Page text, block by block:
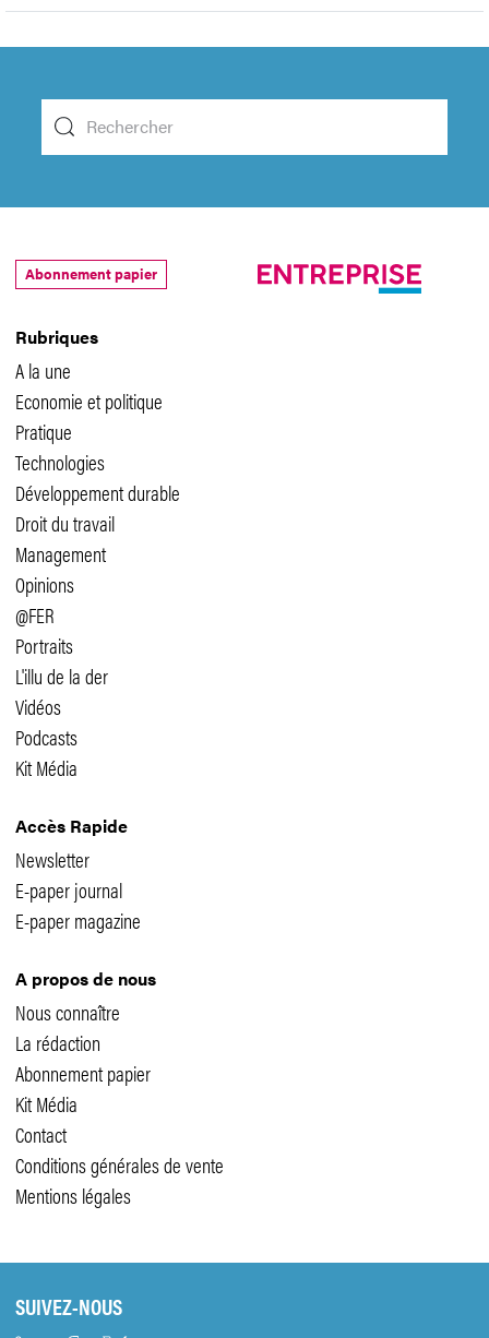
Rubriques
A la une
Economie et politique
Pratique
Technologies
Développement durable
Droit du travail
Management
Opinions
@FER
Portraits
L'illu de la der
Vidéos
Podcasts
Kit Média
Accès Rapide
Newsletter
E-paper journal
E-paper magazine
A propos de nous
Nous connaître
La rédaction
Abonnement papier
Kit Média
Contact
Conditions générales de vente
Mentions légales
Abonnement papier
SUIVEZ-NOUS